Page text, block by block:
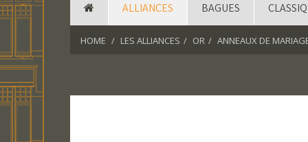
ALLIANCES BAGUES
HOME LES ALLIANCES OR ANNEAUX DE